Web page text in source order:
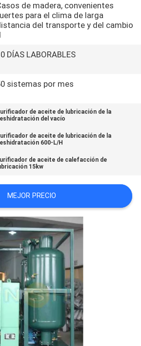
de madera, convenientes
para el clima de larga
del transporte y del cambio
DÍAS LABORABLES
sistemas por mes
de aceite de lubricación de la
del vacío
de aceite de lubricación de la
600-L/H
de aceite de calefacción de
15kw
MEJOR PRECIO